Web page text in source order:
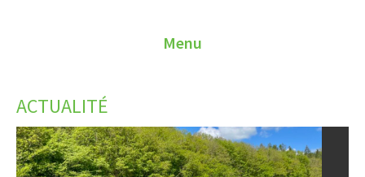
Menu
CONTACT
INSCRIPTIONS 2026
ACTUALITÉ